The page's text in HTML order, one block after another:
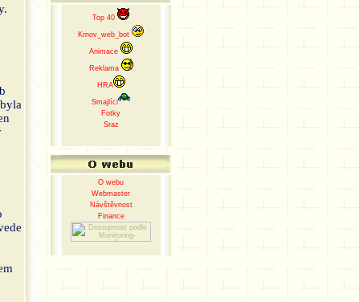
Top 40
Krnov_web_bot
Animace
Reklama
HRA
Smajlíci
Fotky
Sraz
O webu
Webmaster
Návštěvnost
Finance